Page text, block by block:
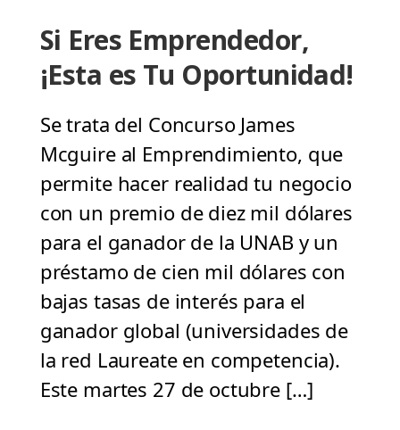
Si Eres Emprendedor,
¡Esta es Tu Oportunidad!
Se trata del Concurso James
Mcguire al Emprendimiento, que
permite hacer realidad tu negocio
con un premio de diez mil dólares
para el ganador de la UNAB y un
préstamo de cien mil dólares con
bajas tasas de interés para el
ganador global (universidades de
la red Laureate en competencia).
Este martes 27 de octubre […]